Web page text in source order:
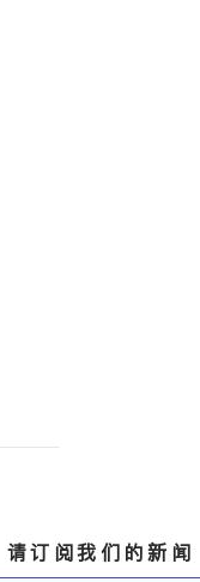
请订阅我们的新闻